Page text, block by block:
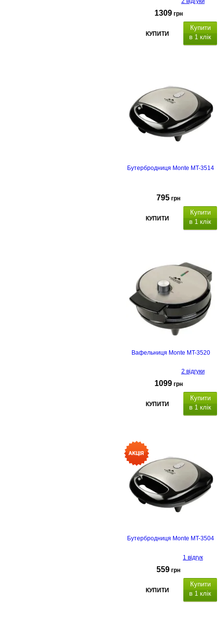
1309 грн
КУПИТИ
Купити
в 1 клік
Бутербродниця Monte MT-3514
795 грн
КУПИТИ
Купити
в 1 клік
Вафельниця Monte MT-3520
2 відгуки
1099 грн
КУПИТИ
Купити
в 1 клік
Бутербродниця Monte MT-3504
1 відгук
559 грн
КУПИТИ
Купити
в 1 клік